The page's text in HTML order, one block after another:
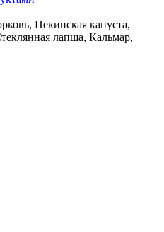
Пекинская капуста,
лапша, Кальмар,